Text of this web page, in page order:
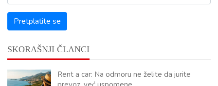
SKORAŠNJI ČLANCI
Rent a car: Na odmoru ne želite da jurite